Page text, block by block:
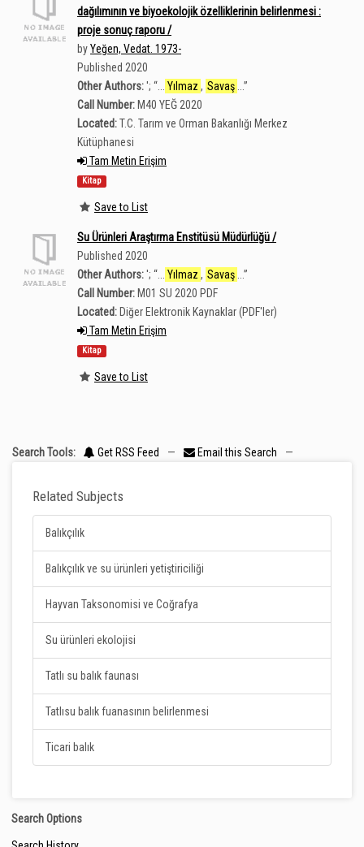
dağılımının ve biyoekolojik özelliklerinin belirlenmesi :
proje sonuç raporu /
byYeğen, Vedat. 1973-
Published 2020
Other Authors:'; “ Yılmaz , Savaş ...”
Call Number: M40 YEĞ 2020
Located:T.C. Tarım ve Orman Bakanlığı Merkez
Kütüphanesi
Tam Metin Erişim
Kitap
Save to List
Su Ürünleri Araştırma Enstitüsü Müdürlüğü /
Published 2020
Other Authors:'; “ Yılmaz , Savaş ...”
Call Number: M01 SU 2020 PDF
Located: Diğer Elektronik Kaynaklar (PDF'ler)
Tam Metin Erişim
Kitap
Save to List
Search Tools: Get RSS Feed — Email this Search —
Related Subjects
Balıkçılık
Balıkçılık ve su ürünleri yetiştiriciliği
Hayvan Taksonomisi ve Coğrafya
Su ürünleri ekolojisi
Tatlı su balık faunası
Tatlısu balık fuanasının belirlenmesi
Ticari balık
Search Options